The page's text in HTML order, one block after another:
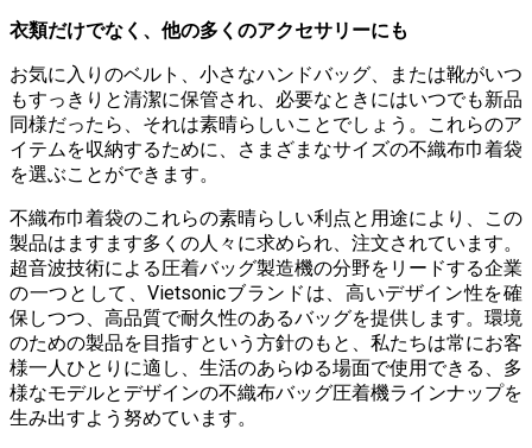
衣類だけでなく、他の多くのアクセサリーにも
お気に入りのベルト、小さなハンドバッグ、または靴がいつ
もすっきりと清潔に保管され、必要なときにはいつでも新品
同様だったら、それは素晴らしいことでしょう。これらのア
イテムを収納するために、さまざまなサイズの不織布巾着袋
を選ぶことができます。
不織布巾着袋のこれらの素晴らしい利点と用途により、この
製品はますます多くの人々に求められ、注文されています。
超音波技術による圧着バッグ製造機の分野をリードする企業
の一つとして、Vietsonicブランドは、高いデザイン性を確
保しつつ、高品質で耐久性のあるバッグを提供します。環境
のための製品を目指すという方針のもと、私たちは常にお客
様一人ひとりに適し、生活のあらゆる場面で使用できる、多
様なモデルとデザインの不織布バッグ圧着機ラインナップを
生み出すよう努めています。